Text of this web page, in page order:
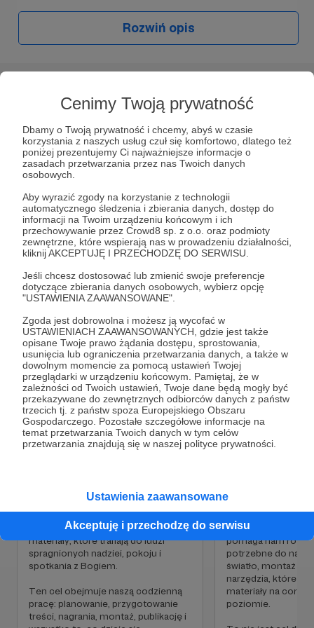
Cenimy Twoją prywatność
Dbamy o Twoją prywatność i chcemy, abyś w czasie
korzystania z naszych usług czuł się komfortowo, dlatego też
poniżej prezentujemy Ci najważniejsze informacje o
zasadach przetwarzania przez nas Twoich danych
osobowych.
Aby wyrazić zgody na korzystanie z technologii
automatycznego śledzenia i zbierania danych, dostęp do
informacji na Twoim urządzeniu końcowym i ich
przechowywanie przez Crowd8 sp. z o.o. oraz podmioty
zewnętrzne, które wspierają nas w prowadzeniu działalności,
kliknij AKCEPTUJĘ I PRZECHODZĘ DO SERWISU.
Jeśli chcesz dostosować lub zmienić swoje preferencje
dotyczące zbierania danych osobowych, wybierz opcję
"USTAWIENIA ZAAWANSOWANE".
Zgoda jest dobrowolna i możesz ją wycofać w
USTAWIENIACH ZAAWANSOWANYCH, gdzie jest także
opisane Twoje prawo żądania dostępu, sprostowania,
usunięcia lub ograniczenia przetwarzania danych, a także w
dowolnym momencie za pomocą ustawień Twojej
przeglądarki w urządzeniu końcowym. Pamiętaj, że w
zależności od Twoich ustawień, Twoje dane będą mogły być
przekazywane do zewnętrznych odbiorców danych z państw
trzecich tj. z państw spoza Europejskiego Obszaru
Gospodarczego. Pozostałe szczegółowe informacje na
temat przetwarzania Twoich danych w tym celów
przetwarzania znajdują się w naszej polityce prywatności.
Ustawienia zaawansowane
Akceptuję i przechodzę do serwisu
W tym miejscu powinna być zewnętrzna
treść
Nowe studio, które możecie zobaczyć w
wsparcia. To nie jest tylko nowa przestrzeń do
nagrań. To konkretne dobro, które przyspiesza
naszą pracę, daje nam lepsze warunki do
tworzenia i pozwala poświęcić więcej czasu na to,
co najważniejsze – głoszenie miłosiernej miłości
Boga.
Jeśli chcesz współtworzyć Blisko Rahamim,
zapraszamy Cię do tego dzieła.
Twoje wsparcie pomaga nam tworzyć kolejne
odcinki, rozwijać nowe pomysły i nieść nadzieję
tym, którzy jej dziś bardzo potrzebują.
Z serca dziękujemy każdemu Patronowi za
obecność, modlitwę, zaufanie i wsparcie.
Dzięki Wam możemy robić to dalej. Razem.
Rahamim
Rahamim– co to właściwie znaczy? I dlaczego
taki tytuł całego dzieła ewangelizacyjnego, który
podejmujemy. Jeśli nie masz czasu wysłuchać
bezwarunkowe, czułe, niezmienne. Słowo to
pochodzi z języka hebrajskiego. Jest często
używane w Biblii.
Rozwiń opis
Słuchaj Blisko Rahamimw aplikacji Patronite
Audio.
Pobierz aplikację na swój telefon lub słuchaj w
przeglądarce.
Słuchaj
Cele
Nasza codzienność
20 000 zł
miesięcznie
2 570 zł
brakuje
tworzyć i działać regularnie. To
właśnie dzięki Patronom możemy
przygotowywać kolejne odcinki,
nagrania, rozmowy, transmisje i
materiały, które trafiają do ludzi
spragnionych nadziei, pokoju i
spotkania z Bogiem.
Ten cel obejmuje naszą codzienną
pracę: planowanie, przygotowanie
treści, nagrania, montaż, publikację i
Lepsza jakość
2 000 zł
miesięcznie
wartościowa, ale
przygotowana od
technicznej. Wasze
pomaga nam
potrzebne do
światło, montaż i
narzędzia, które
materiały na coraz
poziomie.